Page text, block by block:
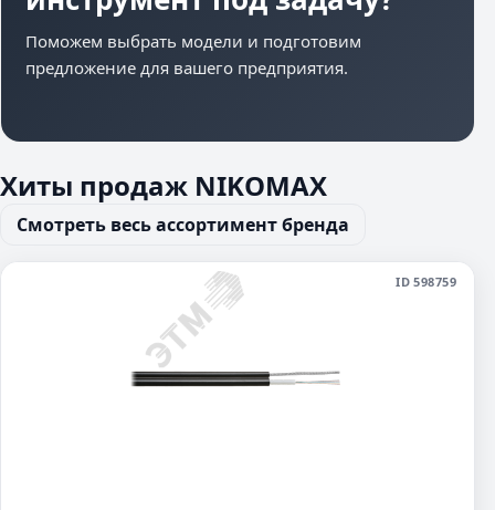
Поможем выбрать модели и подготовим
предложение для вашего предприятия.
Хиты продаж NIKOMAX
Смотреть весь ассортимент бренда
ID 598759